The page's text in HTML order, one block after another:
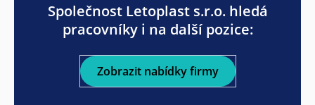
Společnost Letoplast s.r.o. hledá
pracovníky i na další pozice:
Zobrazit nabídky firmy